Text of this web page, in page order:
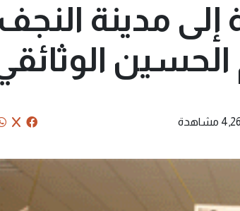
إلى مدينة
مشاهدة